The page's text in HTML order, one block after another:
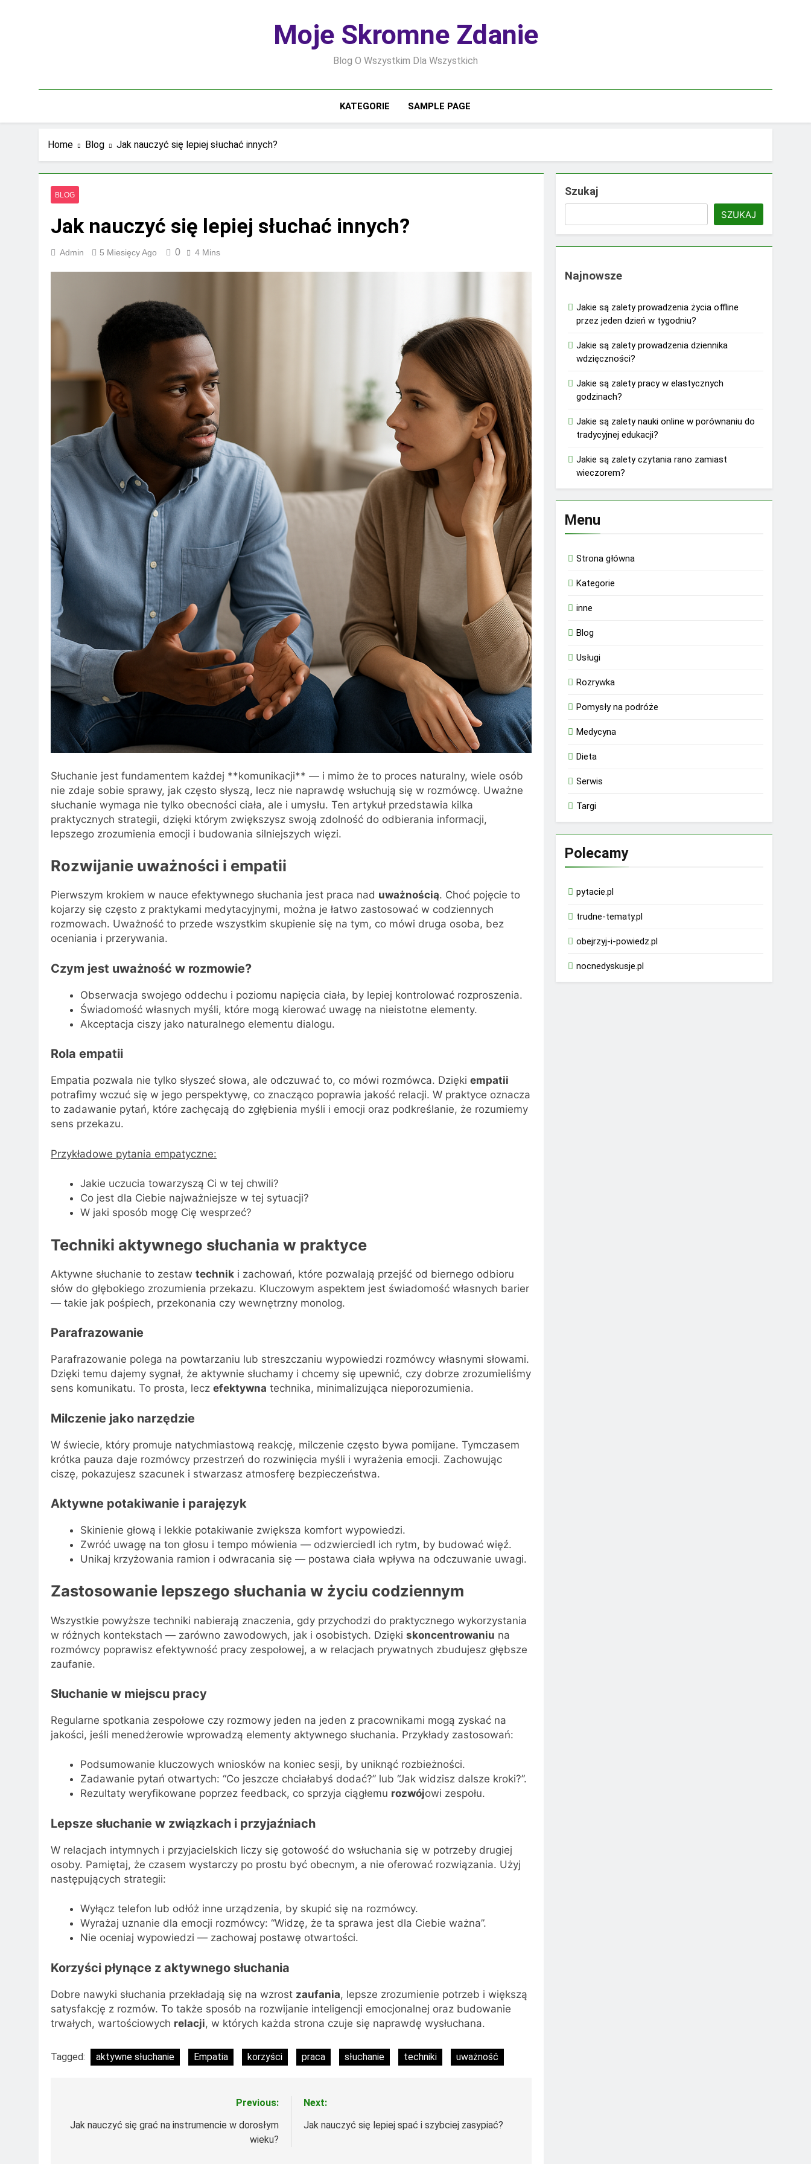
Moje Skromne Zdanie
Blog O Wszystkim Dla Wszystkich
KATEGORIE SAMPLE PAGE
Home Blog Jak nauczyć się lepiej słuchać innych?
BLOG
Jak nauczyć się lepiej słuchać innych?
Admin 5 Miesięcy Ago 0 4 Mins
Słuchanie jest fundamentem każdej **komunikacji** — i mimo że to proces naturalny, wiele osób
nie zdaje sobie sprawy, jak często słyszą, lecz nie naprawdę wsłuchują się w rozmówcę. Uważne
słuchanie wymaga nie tylko obecności ciała, ale i umysłu. Ten artykuł przedstawia kilka
praktycznych strategii, dzięki którym zwiększysz swoją zdolność do odbierania informacji,
lepszego zrozumienia emocji i budowania silniejszych więzi.
Rozwijanie uważności i empatii
Pierwszym krokiem w nauce efektywnego słuchania jest praca nad uważnością. Choć pojęcie to
kojarzy się często z praktykami medytacyjnymi, można je łatwo zastosować w codziennych
rozmowach. Uważność to przede wszystkim skupienie się na tym, co mówi druga osoba, bez
oceniania i przerywania.
Czym jest uważność w rozmowie?
Obserwacja swojego oddechu i poziomu napięcia ciała, by lepiej kontrolować rozproszenia.
Świadomość własnych myśli, które mogą kierować uwagę na nieistotne elementy.
Akceptacja ciszy jako naturalnego elementu dialogu.
Rola empatii
Empatia pozwala nie tylko słyszeć słowa, ale odczuwać to, co mówi rozmówca. Dzięki empatii
potrafimy wczuć się w jego perspektywę, co znacząco poprawia jakość relacji. W praktyce oznacza
to zadawanie pytań, które zachęcają do zgłębienia myśli i emocji oraz podkreślanie, że rozumiemy
sens przekazu.
Przykładowe pytania empatyczne:
Jakie uczucia towarzyszą Ci w tej chwili?
Co jest dla Ciebie najważniejsze w tej sytuacji?
W jaki sposób mogę Cię wesprzeć?
Techniki aktywnego słuchania w praktyce
Aktywne słuchanie to zestaw technik i zachowań, które pozwalają przejść od biernego odbioru
słów do głębokiego zrozumienia przekazu. Kluczowym aspektem jest świadomość własnych barier
— takie jak pośpiech, przekonania czy wewnętrzny monolog.
Parafrazowanie
Parafrazowanie polega na powtarzaniu lub streszczaniu wypowiedzi rozmówcy własnymi słowami.
Dzięki temu dajemy sygnał, że aktywnie słuchamy i chcemy się upewnić, czy dobrze zrozumieliśmy
sens komunikatu. To prosta, lecz efektywna technika, minimalizująca nieporozumienia.
Milczenie jako narzędzie
W świecie, który promuje natychmiastową reakcję, milczenie często bywa pomijane. Tymczasem
krótka pauza daje rozmówcy przestrzeń do rozwinięcia myśli i wyrażenia emocji. Zachowując
ciszę, pokazujesz szacunek i stwarzasz atmosferę bezpieczeństwa.
Aktywne potakiwanie i parajęzyk
Skinienie głową i lekkie potakiwanie zwiększa komfort wypowiedzi.
Zwróć uwagę na ton głosu i tempo mówienia — odzwierciedl ich rytm, by budować więź.
Unikaj krzyżowania ramion i odwracania się — postawa ciała wpływa na odczuwanie uwagi.
Zastosowanie lepszego słuchania w życiu codziennym
Wszystkie powyższe techniki nabierają znaczenia, gdy przychodzi do praktycznego wykorzystania
w różnych kontekstach — zarówno zawodowych, jak i osobistych. Dzięki skoncentrowaniu na
rozmówcy poprawisz efektywność pracy zespołowej, a w relacjach prywatnych zbudujesz głębsze
zaufanie.
Słuchanie w miejscu pracy
Regularne spotkania zespołowe czy rozmowy jeden na jeden z pracownikami mogą zyskać na
jakości, jeśli menedżerowie wprowadzą elementy aktywnego słuchania. Przykłady zastosowań:
Podsumowanie kluczowych wniosków na koniec sesji, by uniknąć rozbieżności.
Zadawanie pytań otwartych: “Co jeszcze chciałabyś dodać?” lub “Jak widzisz dalsze kroki?”.
Rezultaty weryfikowane poprzez feedback, co sprzyja ciągłemu rozwójowi zespołu.
Lepsze słuchanie w związkach i przyjaźniach
W relacjach intymnych i przyjacielskich liczy się gotowość do wsłuchania się w potrzeby drugiej
osoby. Pamiętaj, że czasem wystarczy po prostu być obecnym, a nie oferować rozwiązania. Użyj
następujących strategii:
Wyłącz telefon lub odłóż inne urządzenia, by skupić się na rozmówcy.
Wyrażaj uznanie dla emocji rozmówcy: “Widzę, że ta sprawa jest dla Ciebie ważna”.
Nie oceniaj wypowiedzi — zachowaj postawę otwartości.
Korzyści płynące z aktywnego słuchania
Dobre nawyki słuchania przekładają się na wzrost zaufania, lepsze zrozumienie potrzeb i większą
satysfakcję z rozmów. To także sposób na rozwijanie inteligencji emocjonalnej oraz budowanie
trwałych, wartościowych relacji, w których każda strona czuje się naprawdę wysłuchana.
Tagged: aktywne słuchanie Empatia korzyści praca słuchanie techniki uważność
wpisu
Previous:
Jak nauczyć się grać na instrumencie w dorosłym
wieku?
Next:
Jak nauczyć się lepiej spać i szybciej zasypiać?
Szukaj
SZUKAJ
Najnowsze
Jakie są zalety prowadzenia życia offline
przez jeden dzień w tygodniu?
Jakie są zalety prowadzenia dziennika
wdzięczności?
Jakie są zalety pracy w elastycznych
godzinach?
Jakie są zalety nauki online w porównaniu do
tradycyjnej edukacji?
Jakie są zalety czytania rano zamiast
wieczorem?
Menu
Strona główna
Kategorie
inne
Blog
Usługi
Rozrywka
Pomysły na podróże
Medycyna
Dieta
Serwis
Targi
Polecamy
pytacie.pl
trudne-tematy.pl
obejrzyj-i-powiedz.pl
nocnedyskusje.pl